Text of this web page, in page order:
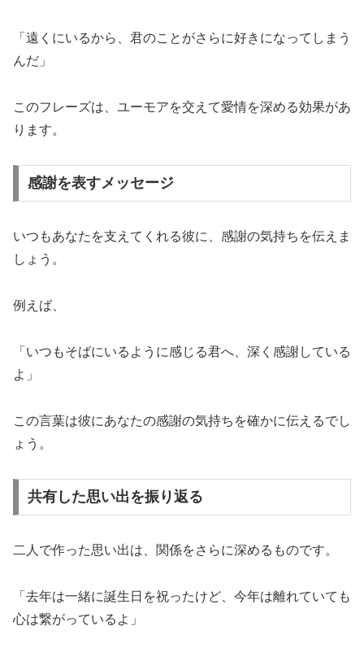
「遠くにいるから、君のことがさらに好きになってしまう
んだ」
このフレーズは、ユーモアを交えて愛情を深める効果があ
ります。
感謝を表すメッセージ
いつもあなたを支えてくれる彼に、感謝の気持ちを伝えま
しょう。
例えば、
「いつもそばにいるように感じる君へ、深く感謝している
よ」
この言葉は彼にあなたの感謝の気持ちを確かに伝えるでし
ょう。
共有した思い出を振り返る
二人で作った思い出は、関係をさらに深めるものです。
「去年は一緒に誕生日を祝ったけど、今年は離れていても
心は繋がっているよ」